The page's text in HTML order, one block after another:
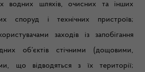
водних шляхів, очисних та інших
споруд і технічних пристроїв;
заходів із запобігання
об’єктів стічними (дощовими,
що відводяться з їх території;